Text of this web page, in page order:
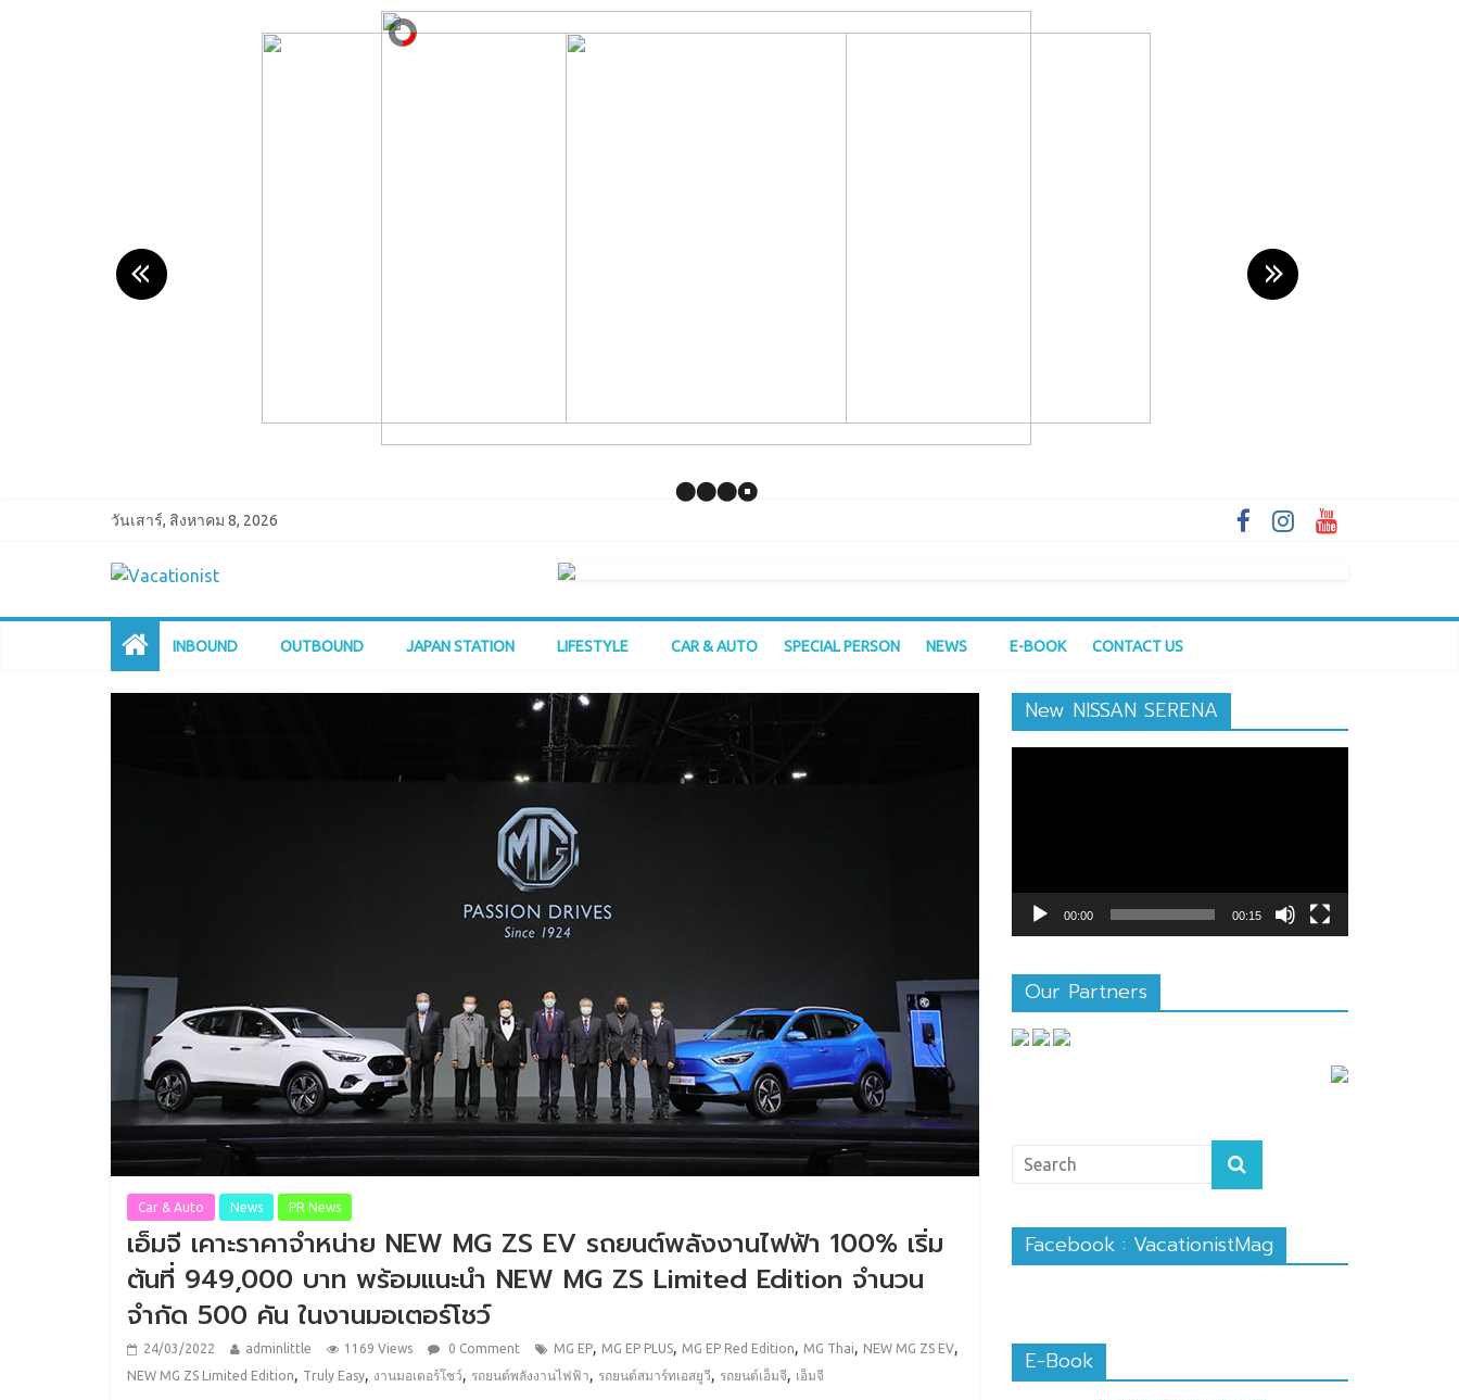
วันเสาร์, สิงหาคม 8, 2026
INBOUND OUTBOUND JAPAN STATION LIFESTYLE CAR & AUTO SPECIAL PERSON NEWS E-BOOK CONTACT US
Car & Auto News PR News
เอ็มจี เคาะราคาจำหน่าย NEW MG ZS EV รถยนต์พลังงานไฟฟ้า 100% เริ่ม
ต้นที่ 949,000 บาท พร้อมแนะนำ NEW MG ZS Limited Edition จำนวน
จำกัด 500 คัน ในงานมอเตอร์โชว์
24/03/2022 adminlittle 1169 Views 0 Comment MG EP, MG EP PLUS, MG EP Red Edition, MG Thai, NEW MG ZS EV,
NEW MG ZS Limited Edition, Truly Easy, งานมอเตอร์โชว์, รถยนต์พลังงานไฟฟ้า, รถยนต์สมาร์ทเอสยูวี, รถยนต์เอ็มจี, เอ็มจี
New NISSAN SERENA
00:00 00:15
Our Partners
Facebook : VacationistMag
E-Book